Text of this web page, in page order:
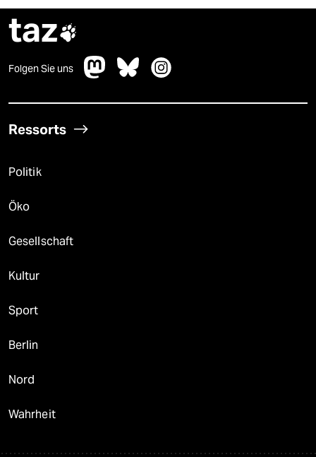
taz
Folgen Sie uns
Ressorts
Politik
Öko
Gesellschaft
Kultur
Sport
Berlin
Nord
Wahrheit